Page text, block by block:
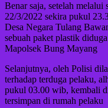
Benar saja, setelah
22/3/2022 sekira pukul
Desa Negara Tulang
sebuah paket plastik
Mapolsek Bung Mayang
Selanjutnya, oleh Polisi
terhadap terduga pelaku,
pukul 03.00 wib, kembali
tersimpan di rumah pelaku